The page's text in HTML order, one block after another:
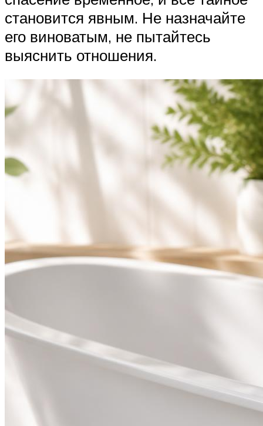
становится явным. Не назначайте
его виноватым, не пытайтесь
выяснить отношения.